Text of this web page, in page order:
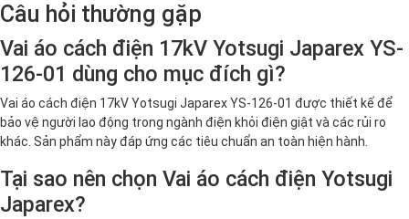
Câu hỏi thường gặp
Vai áo cách điện 17kV Yotsugi Japarex YS-
126-01 dùng cho mục đích gì?
Vai áo cách điện 17kV Yotsugi Japarex YS-126-01 được thiết kế để
bảo vệ người lao động trong ngành điện khỏi điện giật và các rủi ro
khác. Sản phẩm này đáp ứng các tiêu chuẩn an toàn hiện hành.
Tại sao nên chọn Vai áo cách điện Yotsugi
Japarex?